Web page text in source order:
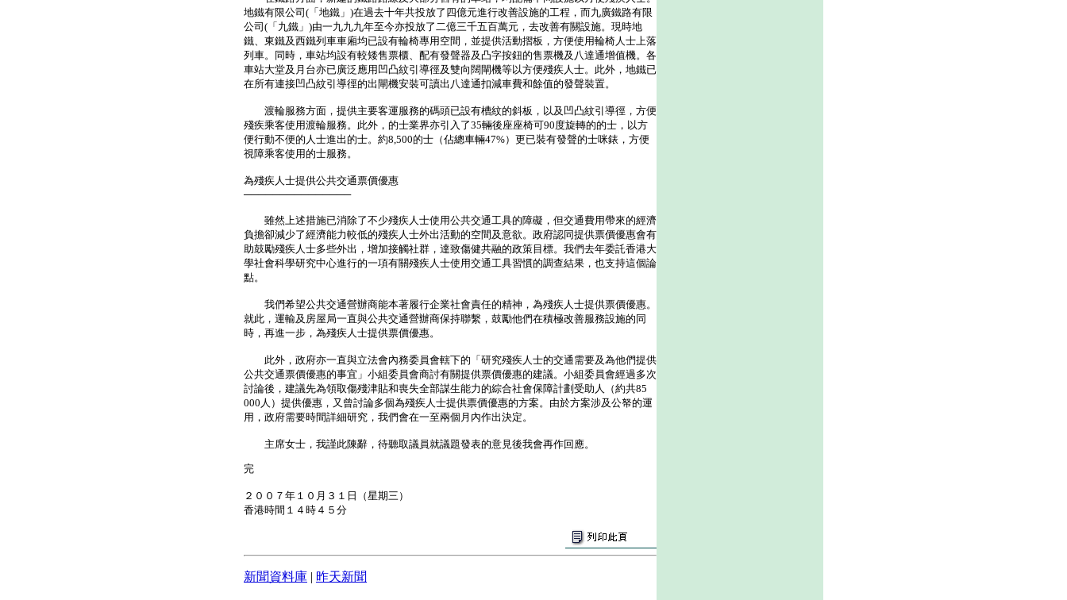
地鐵有限公司(「地鐵」)在過去十年共投放了四億元進行改善設施的工程，而九廣鐵路有限
公司(「九鐵」)由一九九九年至今亦投放了二億三千五百萬元，去改善有關設施。現時地
鐵、東鐵及西鐵列車車廂均已設有輪椅專用空間，並提供活動摺板，方便使用輪椅人士上落
列車。同時，車站均設有較矮售票櫃、配有發聲器及凸字按鈕的售票機及八達通增值機。各
車站大堂及月台亦已廣泛應用凹凸紋引導徑及雙向闊閘機等以方便殘疾人士。此外，地鐵已
在所有連接凹凸紋引導徑的出閘機安裝可讀出八達通扣減車費和餘值的發聲裝置。
渡輪服務方面，提供主要客運服務的碼頭已設有槽紋的斜板，以及凹凸紋引導徑，方便
殘疾乘客使用渡輪服務。此外，的士業界亦引入了35輛後座座椅可90度旋轉的的士，以方
便行動不便的人士進出的士。約8,500的士（佔總車輛47%）更已裝有發聲的士咪錶，方便
視障乘客使用的士服務。
為殘疾人士提供公共交通票價優惠
───────────────
雖然上述措施已消除了不少殘疾人士使用公共交通工具的障礙，但交通費用帶來的經濟
負擔卻減少了經濟能力較低的殘疾人士外出活動的空間及意欲。政府認同提供票價優惠會有
助鼓勵殘疾人士多些外出，增加接觸社群，達致傷健共融的政策目標。我們去年委託香港大
學社會科學研究中心進行的一項有關殘疾人士使用交通工具習慣的調查結果，也支持這個論
點。
我們希望公共交通營辦商能本著履行企業社會責任的精神，為殘疾人士提供票價優惠。
就此，運輸及房屋局一直與公共交通營辦商保持聯繫，鼓勵他們在積極改善服務設施的同
時，再進一步，為殘疾人士提供票價優惠。
此外，政府亦一直與立法會內務委員會轄下的「研究殘疾人士的交通需要及為他們提供
公共交通票價優惠的事宜」小組委員會商討有關提供票價優惠的建議。小組委員會經過多次
討論後，建議先為領取傷殘津貼和喪失全部謀生能力的綜合社會保障計劃受助人（約共85
000人）提供優惠，又曾討論多個為殘疾人士提供票價優惠的方案。由於方案涉及公帑的運
用，政府需要時間詳細研究，我們會在一至兩個月內作出決定。
主席女士，我謹此陳辭，待聽取議員就議題發表的意見後我會再作回應。
完
２００７年１０月３１日（星期三）
香港時間１４時４５分
新聞資料庫 | 昨天新聞